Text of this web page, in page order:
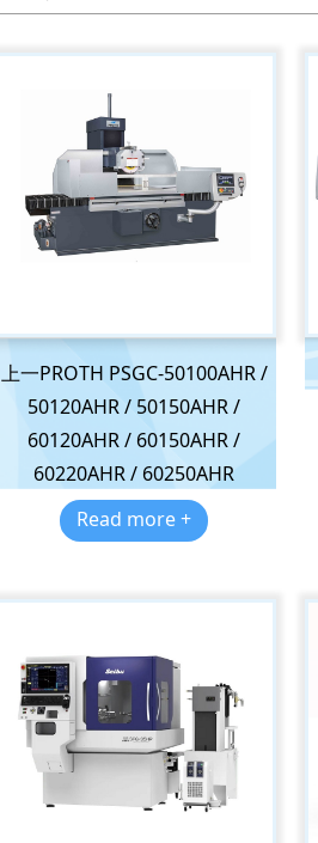
上一PROTH PSGC-50100AHR /
50120AHR / 50150AHR /
60120AHR / 60150AHR /
60220AHR / 60250AHR
Read more +